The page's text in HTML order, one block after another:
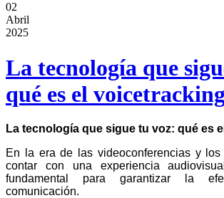
02
Abril
2025
La tecnología que
qué es el voicetracking
La tecnología que sigue tu voz: qué es
En la era de las videoconferencias y los
contar con una experiencia
fundamental para garantizar la
comunicación.